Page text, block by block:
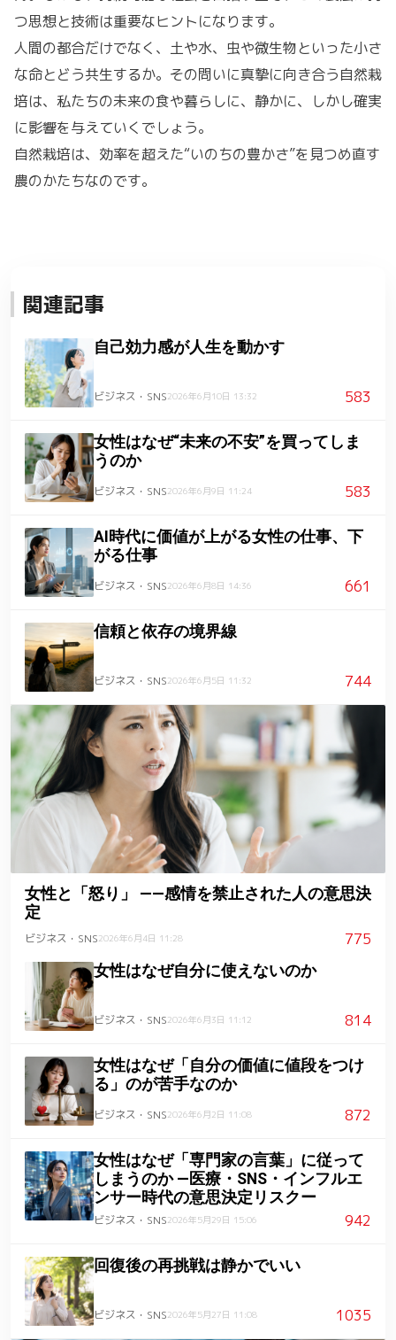
つ思想と技術は重要なヒントになります。
人間の都合だけでなく、土や水、虫や微生物といった小さ
な命とどう共生するか。その問いに真摯に向き合う自然栽
培は、私たちの未来の食や暮らしに、静かに、しかし確実
に影響を与えていくでしょう。
自然栽培は、効率を超えた“いのちの豊かさ”を見つめ直す
農のかたちなのです。
関連記事
自己効力感が人生を動かす
ビジネス・SNS2026年6月10日 13:32 583
女性はなぜ“未来の不安”を買ってしま
うのか
ビジネス・SNS2026年6月9日 11:24 583
AI時代に価値が上がる女性の仕事、下
がる仕事
ビジネス・SNS2026年6月8日 14:36 661
信頼と依存の境界線
ビジネス・SNS2026年6月5日 11:32 744
女性と「怒り」 ――感情を禁止された人の意思決
定
ビジネス・SNS2026年6月4日 11:28 775
女性はなぜ自分に使えないのか
ビジネス・SNS2026年6月3日 11:12 814
女性はなぜ「自分の価値に値段をつけ
る」のが苦手なのか
ビジネス・SNS2026年6月2日 11:08 872
女性はなぜ「専門家の言葉」に従って
しまうのか ―医療・SNS・インフルエ
ンサー時代の意思決定リスクー
ビジネス・SNS2026年5月29日 15:06 942
回復後の再挑戦は静かでいい
ビジネス・SNS2026年5月27日 11:08 1035